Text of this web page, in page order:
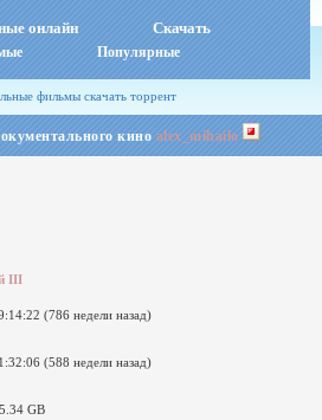
онлайн Скачать
Популярные
фильмы скачать торрент
кино alex_mihailo
III
(786 недели назад)
(588 недели назад)
GB